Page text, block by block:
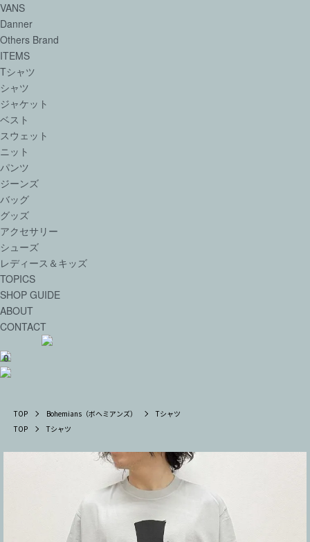
VANS
Danner
Others Brand
ITEMS
Tシャツ
シャツ
ジャケット
ベスト
スウェット
ニット
パンツ
ジーンズ
バッグ
グッズ
アクセサリー
シューズ
レディース＆キッズ
TOPICS
SHOP GUIDE
ABOUT
CONTACT
0
TOP Bohemians（ボヘミアンズ）
Tシャツ
TOP
Tシャツ